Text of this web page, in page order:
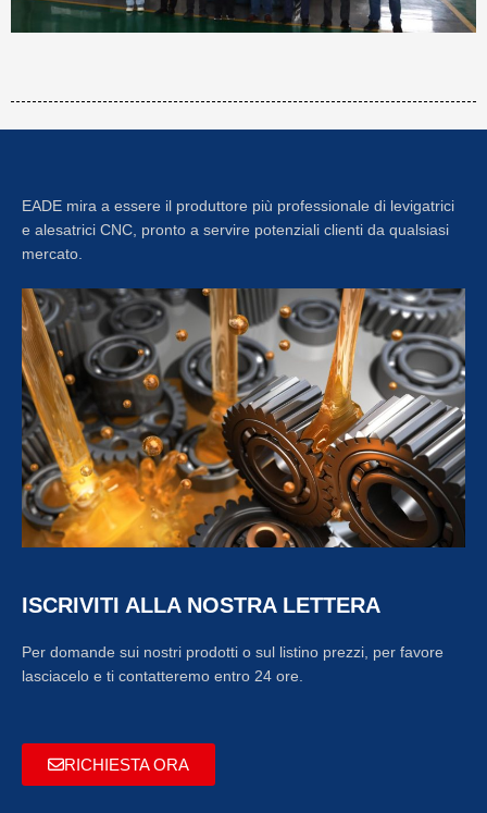
EADE mira a essere il produttore più professionale di levigatrici
e alesatrici CNC, pronto a servire potenziali clienti da qualsiasi
mercato.
ISCRIVITI ALLA NOSTRA LETTERA
Per domande sui nostri prodotti o sul listino prezzi, per favore
lasciacelo e ti contatteremo entro 24 ore.
RICHIESTA ORA